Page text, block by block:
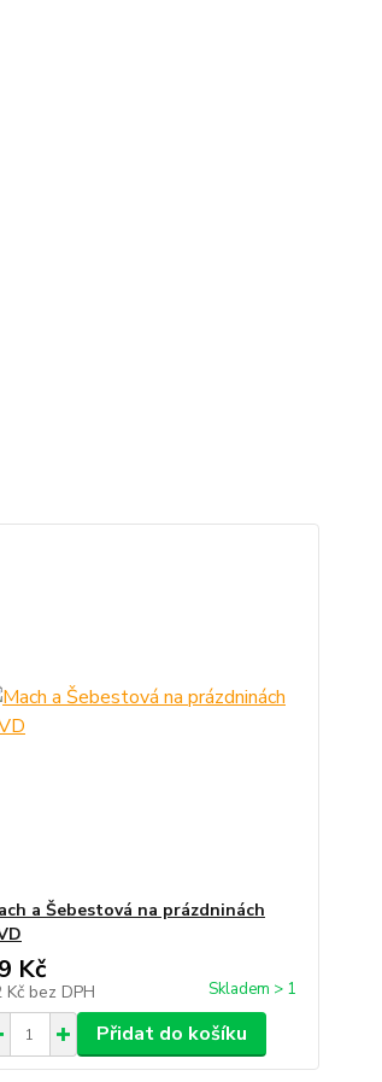
a Šebestová na prázdninách
Kč
Kč bez DPH Skladem > 1
Přidat do košíku